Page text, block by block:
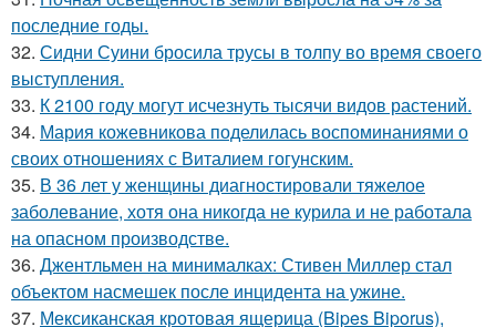
последние годы.
32. Сидни Суини бросила трусы в толпу во время своего
выступления.
33. К 2100 году могут исчезнуть тысячи видов растений.
34. Мария кожевникова поделилась воспоминаниями о
своих отношениях с Виталием гогунским.
35. В 36 лет у женщины диагностировали тяжелое
заболевание, хотя она никогда не курила и не работала
на опасном производстве.
36. Джентльмен на минималках: Стивен Миллер стал
объектом насмешек после инцидента на ужине.
37. Мексиканская кротовая ящерица (Bipes Biporus),